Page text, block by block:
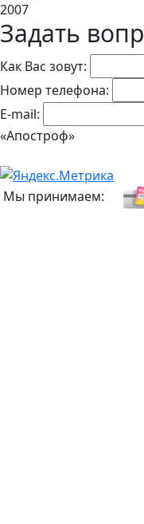
2007
Задать
Как Вас зовут:
Номер телефона:
E-mail:
«Апостроф»
Мы принимаем: